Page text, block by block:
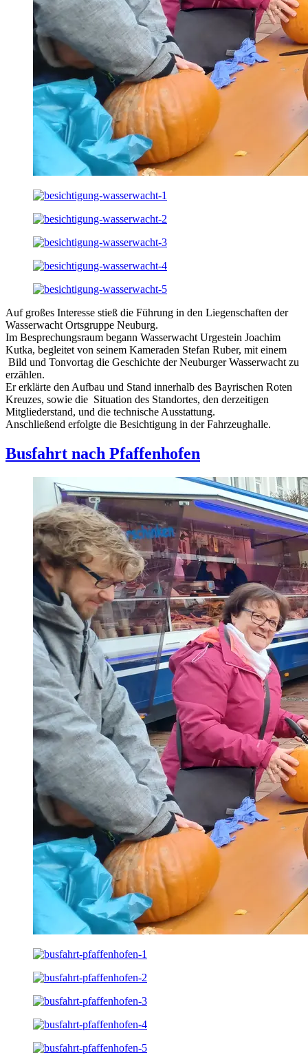
Auf großes Interesse stieß die Führung in den Liegenschaften der
Wasserwacht Ortsgruppe Neuburg.
Im Besprechungsraum begann Wasserwacht Urgestein Joachim
Kutka, begleitet von seinem Kameraden Stefan Ruber, mit einem
Bild und Tonvortag die Geschichte der Neuburger Wasserwacht zu
erzählen.
Er erklärte den Aufbau und Stand innerhalb des Bayrischen Roten
Kreuzes, sowie die Situation des Standortes, den derzeitigen
Mitgliederstand, und die technische Ausstattung.
Anschließend erfolgte die Besichtigung in der Fahrzeughalle.
Busfahrt nach Pfaffenhofen